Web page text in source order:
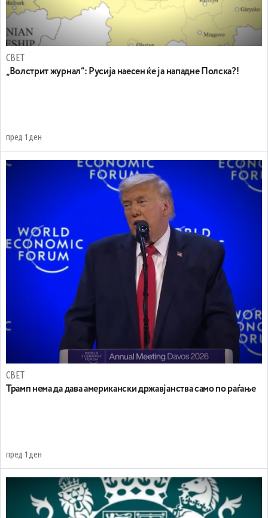
СВЕТ
„Волстрит журнал“: Русија наесен ќе ја нападне Полска?!
пред 1 ден
СВЕТ
Трамп нема да дава американски државјанства само по раѓање
пред 1 ден